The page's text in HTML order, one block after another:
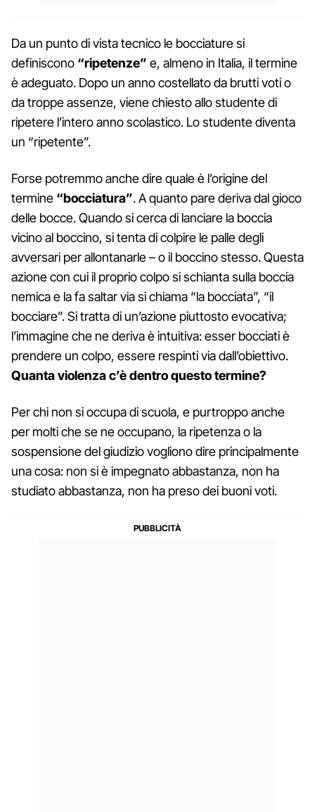
Da un punto di vista tecnico le bocciature si
definiscono “ripetenze” e, almeno in Italia, il termine
è adeguato. Dopo un anno costellato da brutti voti o
da troppe assenze, viene chiesto allo studente di
ripetere l’intero anno scolastico. Lo studente diventa
un “ripetente”.
Forse potremmo anche dire quale è l’origine del
termine “bocciatura”. A quanto pare deriva dal gioco
delle bocce. Quando si cerca di lanciare la boccia
vicino al boccino, si tenta di colpire le palle degli
avversari per allontanarle – o il boccino stesso. Questa
azione con cui il proprio colpo si schianta sulla boccia
nemica e la fa saltar via si chiama “la bocciata”, “il
bocciare”. Si tratta di un’azione piuttosto evocativa;
l’immagine che ne deriva è intuitiva: esser bocciati è
prendere un colpo, essere respinti via dall’obiettivo.
Quanta violenza c’è dentro questo termine?
Per chi non si occupa di scuola, e purtroppo anche
per molti che se ne occupano, la ripetenza o la
sospensione del giudizio vogliono dire principalmente
una cosa: non si è impegnato abbastanza, non ha
studiato abbastanza, non ha preso dei buoni voti.